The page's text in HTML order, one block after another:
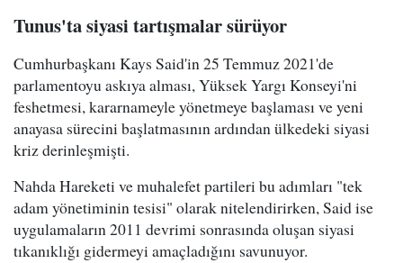
Tunus'ta siyasi tartışmalar sürüyor
Cumhurbaşkanı Kays Said'in 25 Temmuz 2021'de
parlamentoyu askıya alması, Yüksek Yargı Konseyi'ni
feshetmesi, kararnameyle yönetmeye başlaması ve yeni
anayasa sürecini başlatmasının ardından ülkedeki siyasi
kriz derinleşmişti.
Nahda Hareketi ve muhalefet partileri bu adımları "tek
adam yönetiminin tesisi" olarak nitelendirirken, Said ise
uygulamaların 2011 devrimi sonrasında oluşan siyasi
tıkanıklığı gidermeyi amaçladığını savunuyor.